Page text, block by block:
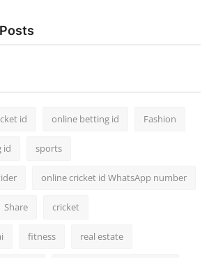
id online betting id Fashion
id sports
online cricket id WhatsApp number
Share cricket
fitness real estate